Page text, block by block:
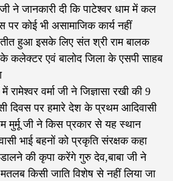
ने जानकारी दी कि पाटेश्वर धाम में कल
कोई भी असामाजिक कार्य नहीं
हुआ इसके लिए संत श्री राम बालक
के कलेक्टर एवं बालोद जिला के एसपी साहब
वर्मा जी ने जिज्ञासा रखी की 9
दिवस पर हमारे देश के प्रथम आदिवासी
मुर्मू जी ने किस प्रकार से यह स्थान
भाई बहनों को प्रकृति संरक्षक कहा
की कृपा करेंगे गुरु देव,बाबा जी ने
किसी जाति विशेष से नहीं लिया जा